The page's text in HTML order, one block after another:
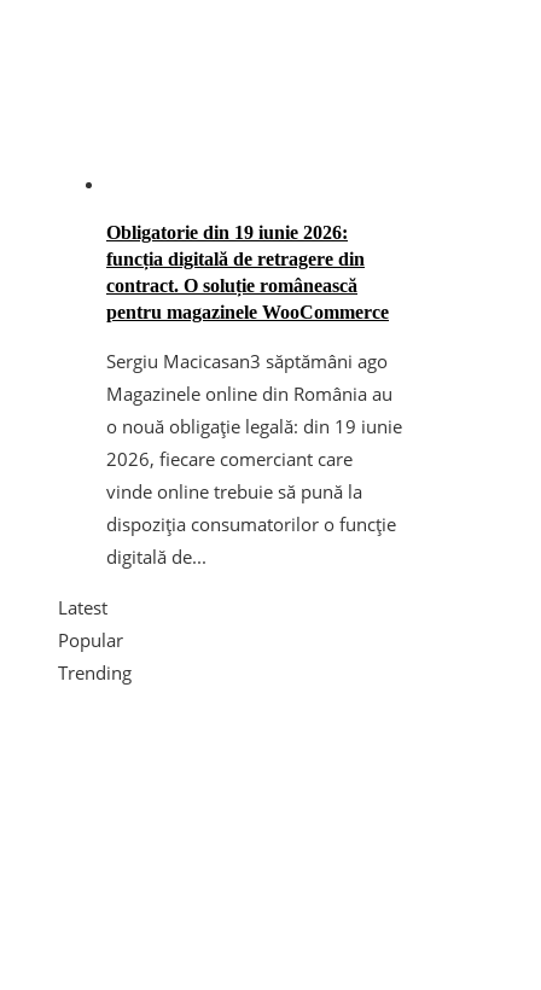
Obligatorie din 19 iunie 2026:
funcția digitală de retragere din
contract. O soluție românească
pentru magazinele WooCommerce
Sergiu Macicasan3 săptămâni ago
Magazinele online din România au
o nouă obligație legală: din 19 iunie
2026, fiecare comerciant care
vinde online trebuie să pună la
dispoziția consumatorilor o funcție
digitală de...
Latest
Popular
Trending